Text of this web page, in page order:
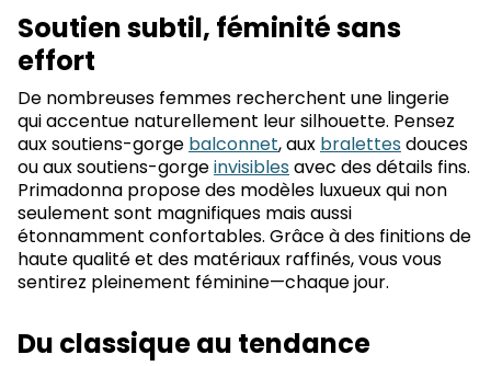
Soutien subtil, féminité sans
effort
De nombreuses femmes recherchent une lingerie
qui accentue naturellement leur silhouette. Pensez
aux soutiens-gorge balconnet, aux bralettes douces
ou aux soutiens-gorgeinvisibles avec des détails fins.
Primadonna propose des modèles luxueux qui non
seulement sont magnifiques mais aussi
étonnamment confortables. Grâce à des finitions de
haute qualité et des matériaux raffinés, vous vous
sentirez pleinement féminine—chaque jour.
Du classique au tendance